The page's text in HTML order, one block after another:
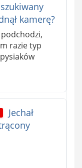
kamerę?
razie typ
Jechał